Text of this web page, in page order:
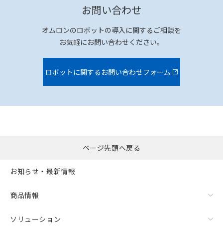
お問い合わせ
オムロンのロボットの導入に関するご相談を
お気軽にお問い合わせください。
ロボットに関するお問い合わせフォーム
ページ先頭へ戻る
お知らせ・最新情報
商品情報
ソリューション